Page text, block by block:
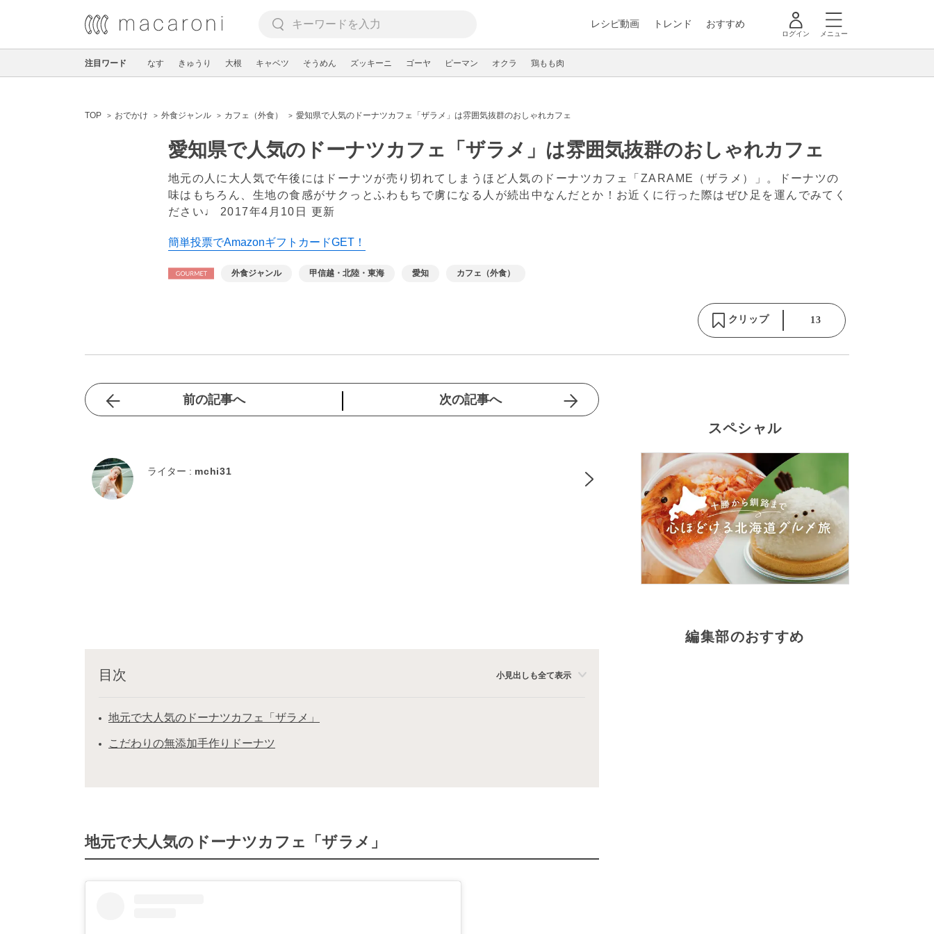
レシピ動画 トレンド おすすめ
ログイン メニュー
注目ワード なす きゅうり 大根 キャベツ そうめん ズッキーニ ゴーヤ ピーマン オクラ 鶏もも肉
TOP おでかけ 外食ジャンル カフェ（外食） 愛知県で人気のドーナツカフェ「ザラメ」は雰囲気抜群のおしゃれカフェ
愛知県で人気のドーナツカフェ「ザラメ」は雰囲気抜群のおしゃれカフェ
地元の人に大人気で午後にはドーナツが売り切れてしまうほど人気のドーナツカフェ「ZARAME（ザラメ）」。ドーナツの
味はもちろん、生地の食感がサクっとふわもちで虜になる人が続出中なんだとか！お近くに行った際はぜひ足を運んでみてく
ださい♩ 2017年4月10日 更新
簡単投票でAmazonギフトカードGET！
外食ジャンル 甲信越・北陸・東海 愛知 カフェ（外食）
クリップ 13
前の記事へ 次の記事へ
ライター : mchi31
目次 小見出しも全て表示
地元で大人気のドーナツカフェ「ザラメ」
こだわりの無添加手作りドーナツ
地元で大人気のドーナツカフェ「ザラメ」
スペシャル
編集部のおすすめ